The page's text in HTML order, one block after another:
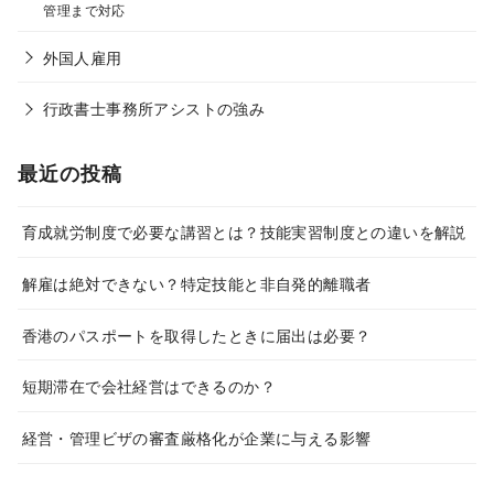
管理まで対応
外国人雇用
行政書士事務所アシストの強み
最近の投稿
育成就労制度で必要な講習とは？技能実習制度との違いを解説
解雇は絶対できない？特定技能と非自発的離職者
香港のパスポートを取得したときに届出は必要？
短期滞在で会社経営はできるのか？
経営・管理ビザの審査厳格化が企業に与える影響